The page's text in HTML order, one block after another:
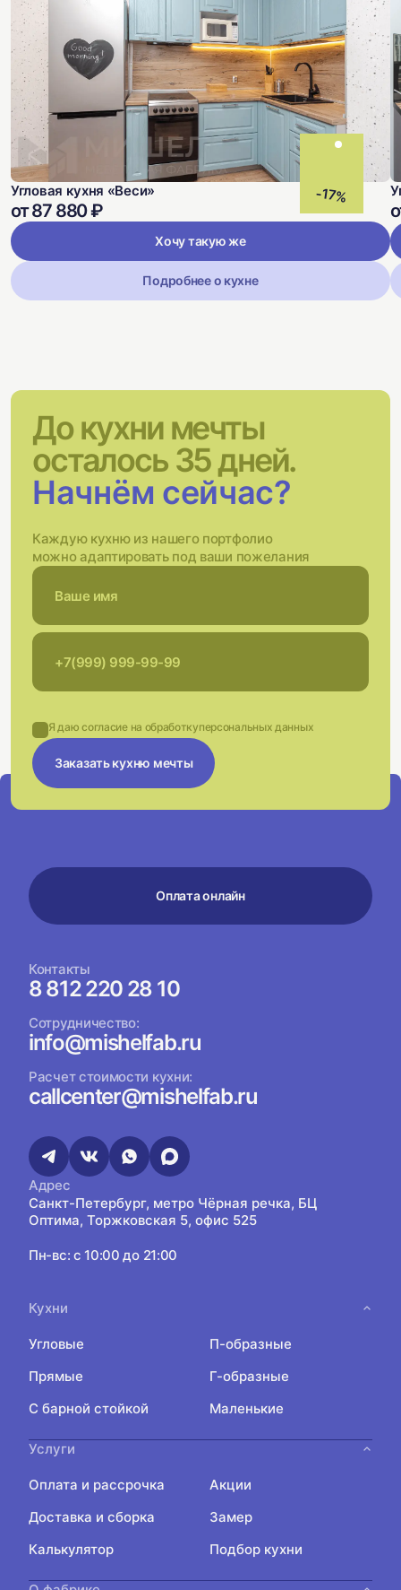
-17%
Угловая кухня «Веси»
от 87 880 ₽
Хочу такую же
Подробнее о кухне
До кухни мечты
осталось 35 дней.
Начнём сейчас?
Каждую кухню из нашего портфолио
можно адаптировать под ваши пожелания
Я даю согласие на обработкуперсональных данных
Заказать кухню мечты
Оплата онлайн
Контакты
8 812 220 28 10
Сотрудничество:
info@mishelfab.ru
Расчет стоимости кухни:
callcenter@mishelfab.ru
Адрес
Санкт-Петербург, метро Чёрная речка, БЦ
Оптима, Торжковская 5, офис 525
Пн-вс: с 10:00 до 21:00
Кухни
Угловые
П-образные
Прямые
Г-образные
С барной стойкой
Маленькие
Услуги
Оплата и рассрочка
Акции
Доставка и сборка
Замер
Калькулятор
Подбор кухни